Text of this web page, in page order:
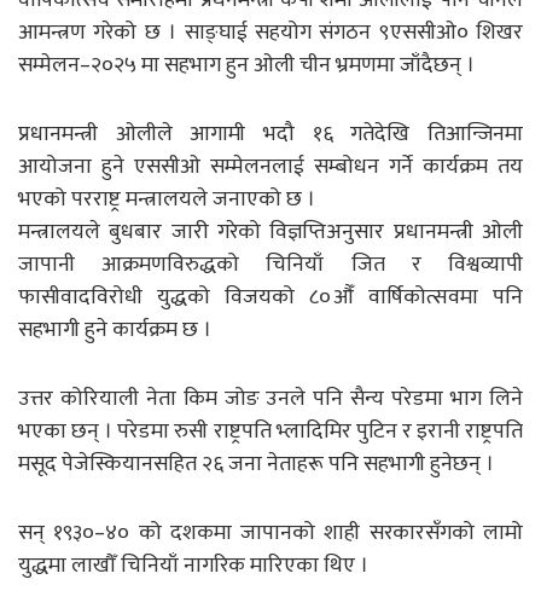
आमन्त्रण गरेको छ । साङ्घाई सहयोग संगठन ९एससीओ० शिखर
सम्मेलन–२०२५ मा सहभाग हुन ओली चीन भ्रमणमा जाँदैछन् ।
प्रधानमन्त्री ओलीले आगामी भदौ १६ गतेदेखि तिआन्जिनमा
आयोजना हुने एससीओ सम्मेलनलाई सम्बोधन गर्ने कार्यक्रम तय
भएको परराष्ट्र मन्त्रालयले जनाएको छ ।
मन्त्रालयले बुधबार जारी गरेको विज्ञप्तिअनुसार प्रधानमन्त्री ओली
जापानी आक्रमणविरुद्धको चिनियाँ जित र विश्वव्यापी
फासीवादविरोधी युद्धको विजयको ८०औँ वार्षिकोत्सवमा पनि
सहभागी हुने कार्यक्रम छ ।
उत्तर कोरियाली नेता किम जोङ उनले पनि सैन्य परेडमा भाग लिने
भएका छन् । परेडमा रुसी राष्ट्रपति भ्लादिमिर पुटिन र इरानी राष्ट्रपति
मसूद पेजेस्कियानसहित २६ जना नेताहरू पनि सहभागी हुनेछन् ।
सन् १९३०–४० को दशकमा जापानको शाही सरकारसँगको लामो
युद्धमा लाखौँ चिनियाँ नागरिक मारिएका थिए ।